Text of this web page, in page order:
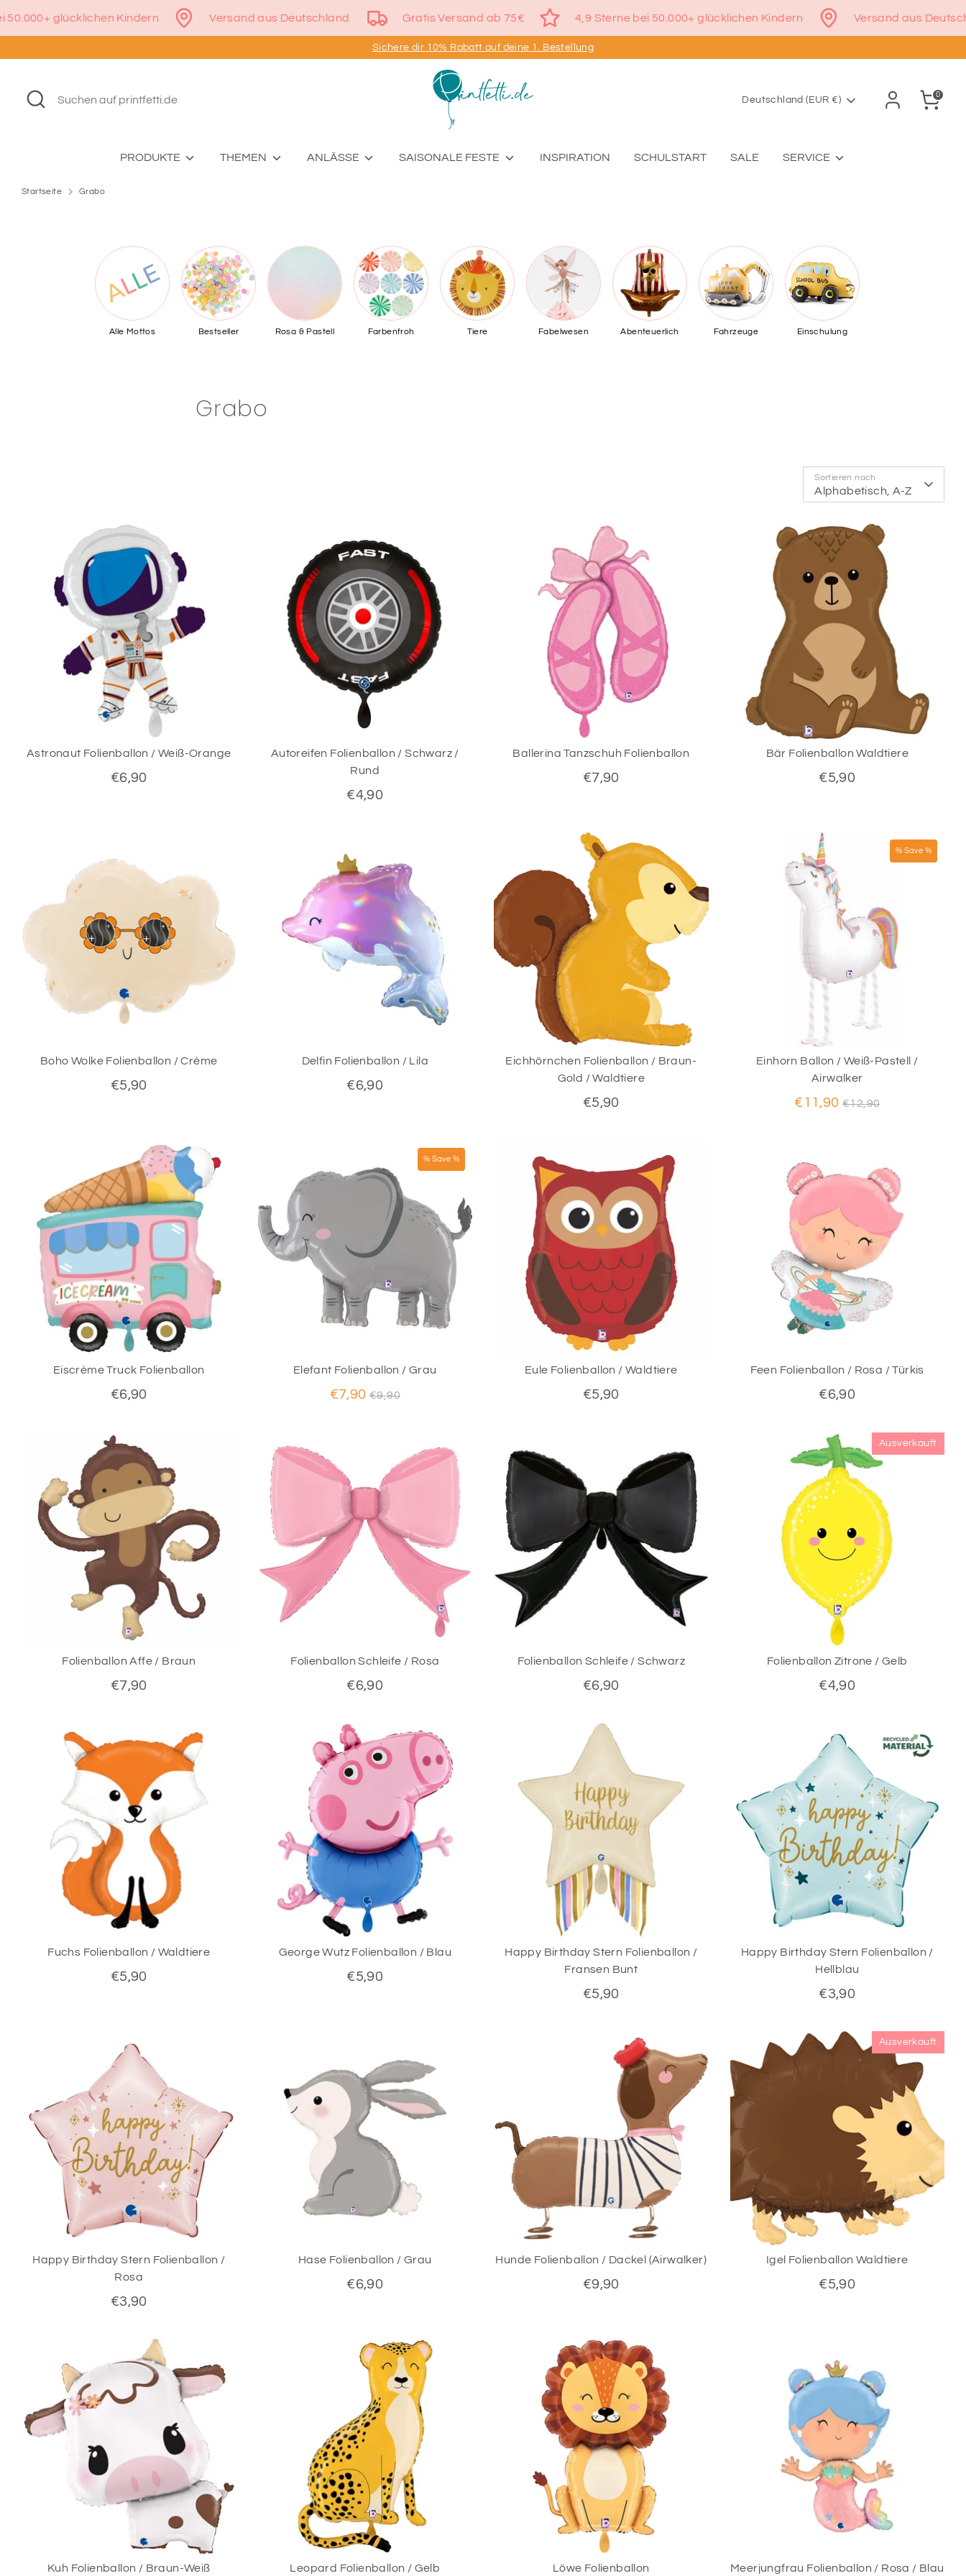
zum
bei 50.000+ glücklichen Kindern Versand aus Deutschland Gratis Versand ab 75€ 4,9 Sterne bei 50.000+ glücklichen Kindern Versand
Sichere dir 10% Rabatt auf deine 1. Bestellung
Suchen
Suchen
auf
Währung
Deutschland (EUR €)
0
PRODUKTE THEMEN ANLÄSSE SAISONALE FESTE INSPIRATION SCHULSTART SALE SERVICE
Startseite Grabo
Alle Mottos Bestseller Rosa & Pastell Farbenfroh Tiere Fabelwesen Abenteuerlich Fahrzeuge Einschulung
Grabo
Sortieren nach
Alphabetisch, A-Z
Astronaut Folienballon / Weiß-Orange
€6,90
Autoreifen Folienballon / Schwarz /
Rund
€4,90
Ballerina Tanzschuh Folienballon
€7,90
Bär Folienballon Waldtiere
€5,90
Boho Wolke Folienballon / Crème
€5,90
Delfin Folienballon / Lila
€6,90
Eichhörnchen Folienballon / Braun-
Gold / Waldtiere
€5,90
Einhorn Ballon / Weiß-Pastell /
Airwalker
€11,90 Normaler
€12,90
% Save %
Eiscrème Truck Folienballon
€6,90
Elefant Folienballon / Grau
€7,90 Normaler
€9,90
% Save %
Eule Folienballon / Waldtiere
€5,90
Feen Folienballon / Rosa / Türkis
€6,90
Folienballon Affe / Braun
€7,90
Folienballon Schleife / Rosa
€6,90
Folienballon Schleife / Schwarz
€6,90
Folienballon Zitrone / Gelb
€4,90
Ausverkauft
Fuchs Folienballon / Waldtiere
€5,90
George Wutz Folienballon / Blau
€5,90
Happy Birthday Stern Folienballon /
Fransen Bunt
€5,90
Happy Birthday Stern Folienballon /
Hellblau
€3,90
Happy Birthday Stern Folienballon /
Rosa
€3,90
Hase Folienballon / Grau
€6,90
Hunde Folienballon / Dackel (Airwalker)
€9,90
Igel Folienballon Waldtiere
€5,90
Ausverkauft
Kuh Folienballon / Braun-Weiß Leopard Folienballon / Gelb Löwe Folienballon Meerjungfrau Folienballon / Rosa / Blau